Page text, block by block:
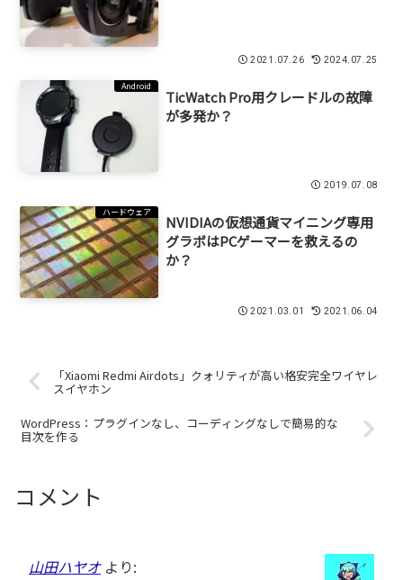
2021.07.26 2024.07.25
Android
TicWatch Pro用クレードルの故障
が多発か？
2019.07.08
ハードウェア
NVIDIAの仮想通貨マイニング専用
グラボはPCゲーマーを救えるの
か？
2021.03.01 2021.06.04
「Xiaomi Redmi Airdots」クォリティが高い格安完全ワイヤレ
スイヤホン
WordPress：プラグインなし、コーディングなしで簡易的な
目次を作る
コメント
山田ハヤオ より: